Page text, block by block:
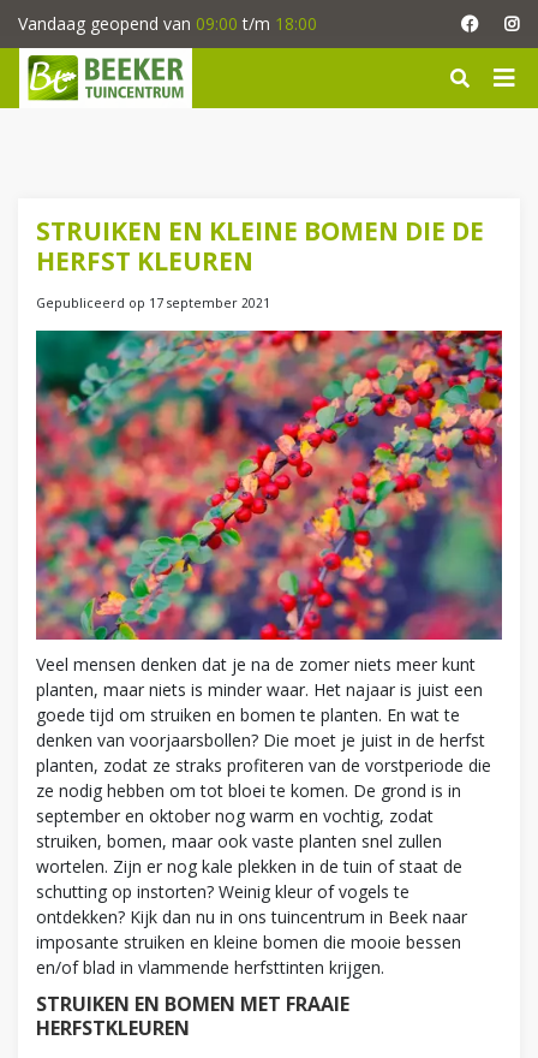
a
Vandaag geopend van 09:00 t/m 18:00
STRUIKEN EN KLEINE BOMEN DIE DE
HERFST KLEUREN
Gepubliceerd op 17 september 2021
Veel mensen denken dat je na de zomer niets meer kunt
planten, maar niets is minder waar. Het najaar is juist een
goede tijd om struiken en bomen te planten. En wat te
denken van voorjaarsbollen? Die moet je juist in de herfst
planten, zodat ze straks profiteren van de vorstperiode die
ze nodig hebben om tot bloei te komen. De grond is in
september en oktober nog warm en vochtig, zodat
struiken, bomen, maar ook vaste planten snel zullen
wortelen. Zijn er nog kale plekken in de tuin of staat de
schutting op instorten? Weinig kleur of vogels te
ontdekken? Kijk dan nu in ons tuincentrum in Beek naar
imposante struiken en kleine bomen die mooie bessen
en/of blad in vlammende herfsttinten krijgen.
STRUIKEN EN BOMEN MET FRAAIE
HERFSTKLEUREN